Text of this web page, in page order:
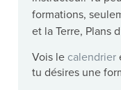
formations,
et la Terre, Plans
Vois le calendrier
tu désires une